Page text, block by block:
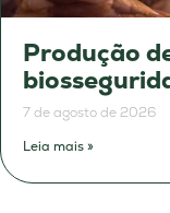
Produção
7 de agosto de 2026
Leia mais »